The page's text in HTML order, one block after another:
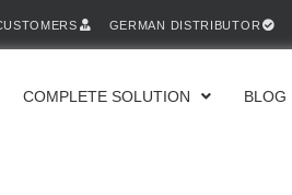
GERMAN DISTRIBUTOR
COMPLETE SOLUTION BLOG